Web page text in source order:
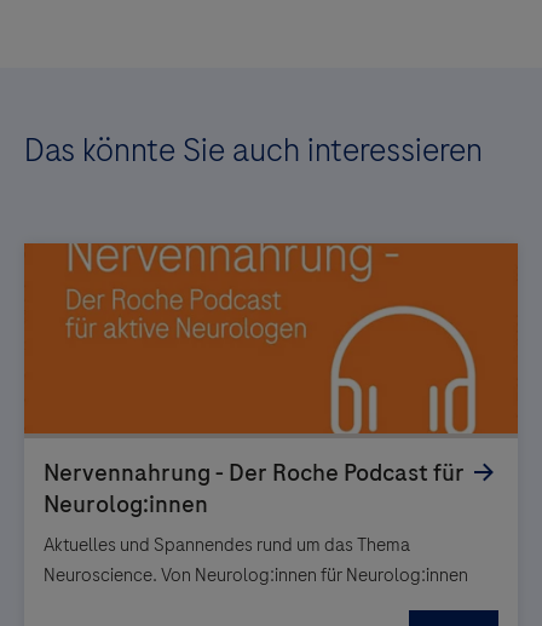
Das könnte Sie auch interessieren
Aktuelles und Spannendes rund um das Thema
Neuroscience. Von Neurolog:innen für Neurolog:innen